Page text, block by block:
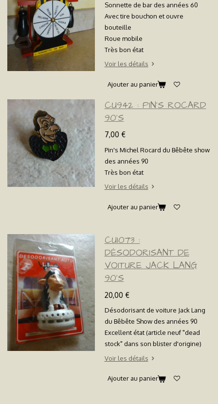
Sonnette de bar des années 60
Avec tire bouchon et ouvre
bouteille
Roue mobile
Très bon état
Voir les détails
Ajouter au panier
CU942 : PIN'S ROCARD
90'S
7,00 €
Pin's Michel Rocard du Bêbête show
des années 90
Très bon état
Voir les détails
Ajouter au panier
CU1073 :
DÉSODORISANT DE
VOITURE JACK LANG
90'S
20,00 €
Désodorisant de voiture Jack Lang
du Bêbête Show des années 90
Excellent état (article neuf "dead
stock" dans son blister d'origine)
Voir les détails
Ajouter au panier